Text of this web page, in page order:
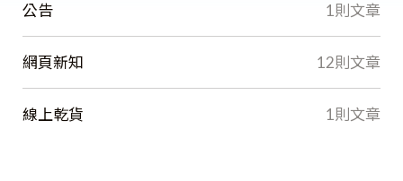
公告 1則文章
網頁新知 12則文章
線上乾貨 1則文章